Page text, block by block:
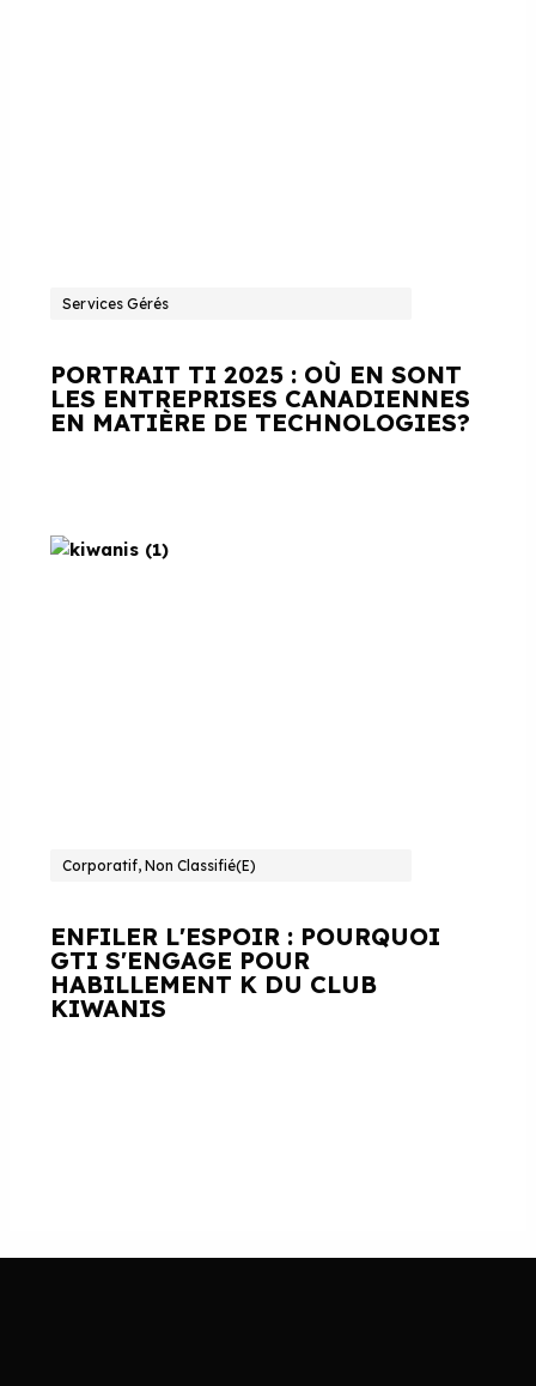
Services Gérés
PORTRAIT TI 2025 : OÙ EN SONT
LES ENTREPRISES CANADIENNES
EN MATIÈRE DE TECHNOLOGIES?
Corporatif, Non Classifié(e)
ENFILER L'ESPOIR : POURQUOI
GTI S'ENGAGE POUR
HABILLEMENT K DU CLUB
KIWANIS